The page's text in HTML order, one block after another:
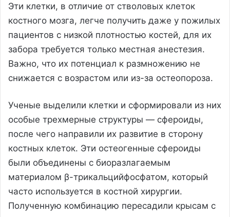
Эти клетки, в отличие от стволовых клеток
костного мозга, легче получить даже у пожилых
пациентов с низкой плотностью костей, для их
забора требуется только местная анестезия.
Важно, что их потенциал к размножению не
снижается с возрастом или из-за остеопороза.
Ученые выделили клетки и сформировали из них
особые трехмерные структуры — сфероиды,
после чего направили их развитие в сторону
костных клеток. Эти остеогенные сфероиды
были объединены с биоразлагаемым
материалом β-трикальцийфосфатом, который
часто используется в костной хирургии.
Полученную комбинацию пересадили крысам с